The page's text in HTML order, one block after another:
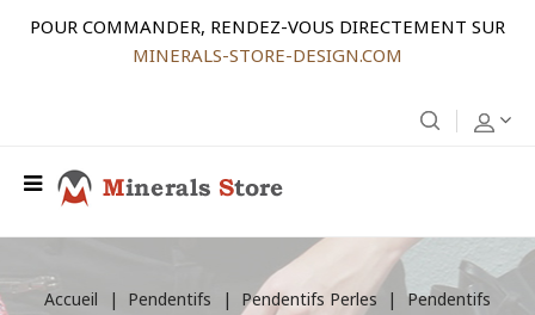
POUR COMMANDER, RENDEZ-VOUS DIRECTEMENT SUR
MINERALS-STORE-DESIGN.COM
Accueil Pendentifs Pendentifs Perles
Pendentifs